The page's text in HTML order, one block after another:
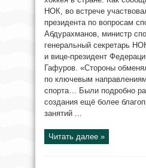
НОК, во встрече
президента по вопросам
Абдурахманов, министр
генеральный секретарь
и вице-президент
Гафуров. «Стороны
по ключевым
спорта… Были подробно
создания ещё более
занятий ...
Читать далее »